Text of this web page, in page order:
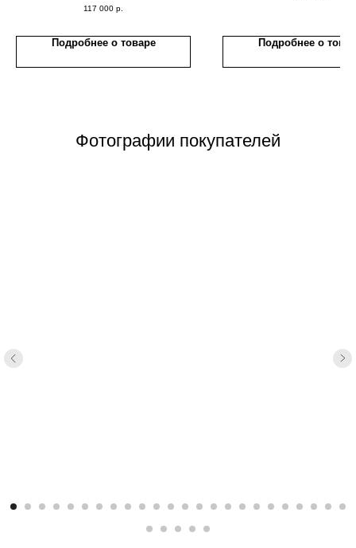
117 000 р.
Подробнее о товаре Подробнее о
Фотографии покупателей